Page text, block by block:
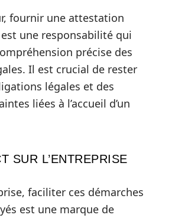
fournir une attestation
une responsabilité qui
précise des
Il est crucial de rester
légales et des
liées à l’accueil d’un
SUR L’ENTREPRISE
faciliter ces démarches
est une marque de